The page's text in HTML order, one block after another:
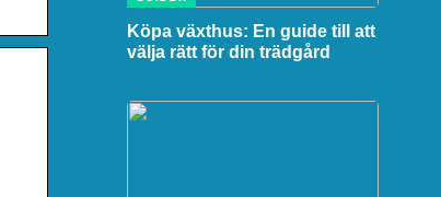
Köpa växthus: En guide till att
välja rätt för din trädgård